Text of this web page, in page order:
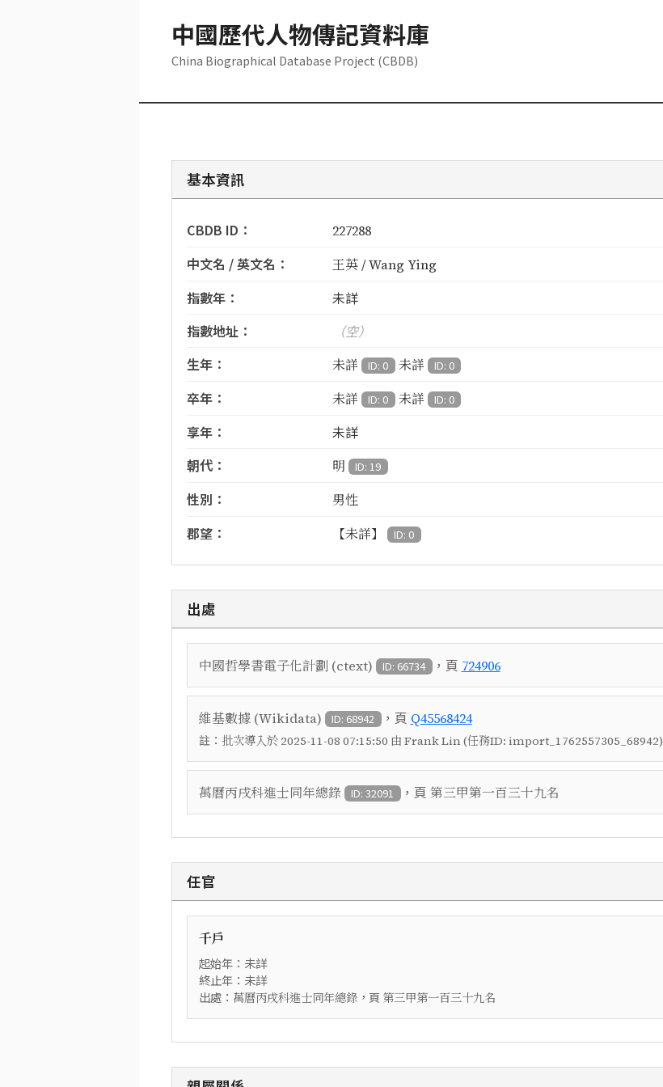
中國歷代人物傳記資料庫
China Biographical Database Project (CBDB)
基本資訊
CBDB ID： 227288
中文名 / 英文名： 王英 / Wang Ying
指數年：
未詳
指數地址：
（空）
生年：
未詳 ID: 0 未詳 ID: 0
卒年： 未詳 ID: 0 未詳 ID: 0
享年：
未詳
朝代：
明 ID: 19
性別： 男性
郡望： 【未詳】 ID: 0
出處
中國哲學書電子化計劃 (ctext) ID: 66734 ，頁 724906
維基數據 (Wikidata) ID: 68942 ，頁 Q45568424
註： 批次導入於 2025-11-08 07:15:50 由 Frank Lin (任務ID: import_1762557305_68942)
萬曆丙戌科進士同年總錄 ID: 32091 ，頁 第三甲第一百三十九名
任官
千戶
起始年：未詳
終止年：未詳
出處： 萬曆丙戌科進士同年總錄 ，頁 第三甲第一百三十九名